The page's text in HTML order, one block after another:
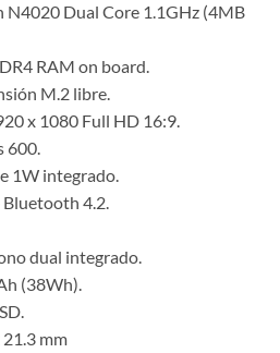
N4020 Dual Core 1.1GHz (4MB
RAM on board.
M.2 libre.
x 1080 Full HD 16:9.
600.
1W integrado.
4.2.
dual integrado.
(38Wh).
mm